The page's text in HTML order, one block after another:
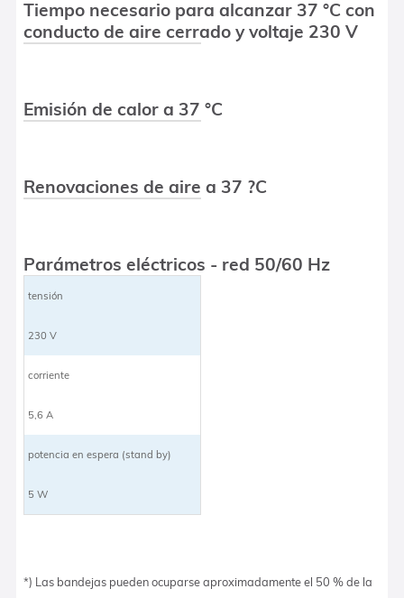
Tiempo necesario para alcanzar 37 °C con
conducto de aire cerrado y voltaje 230 V
Emisión de calor a 37 °C
Renovaciones de aire a 37 ?C
Parámetros eléctricos - red 50/60 Hz
tensión
230 V
corriente
5,6 A
potencia en espera (stand by)
5 W
*) Las bandejas pueden ocuparse aproximadamente el 50 % de la